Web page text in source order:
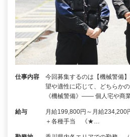
仕事内容
今回募集するのは【機械警備
望や適性に応じて、どちらか
《機械警備》―― 個人宅や商
給与
月給199,800円～月給234,200
＋各種手当 《★…